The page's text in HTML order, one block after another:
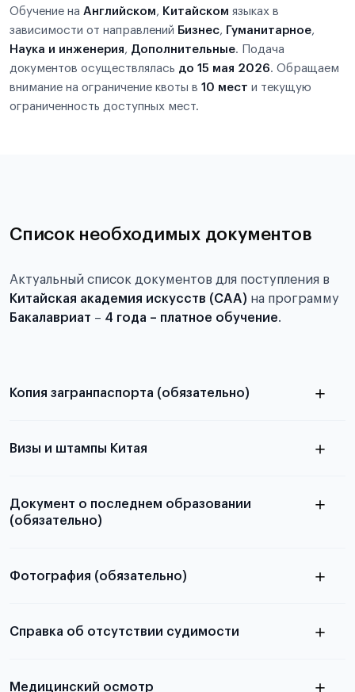
Обучение на Английском, Китайском языках в
зависимости от направлений Бизнес, Гуманитарное,
Наука и инженерия, Дополнительные. Подача
документов осуществлялась до 15 мая 2026. Обращаем
внимание на ограничение квоты в 10 мест и текущую
ограниченность доступных мест.
Список необходимых документов
Актуальный список документов для поступления в
Китайская академия искусств (CAA) на программу
Бакалавриат – 4 года – платное обучение.
Копия загранпаспорта (обязательно)
паспорта
Визы и штампы Китая
Документ о последнем образовании
(обязательно)
абитуриентов, изложена в статье.
Фотография (обязательно)
принимаются
Справка об отсутствии судимости
Медицинский осмотр